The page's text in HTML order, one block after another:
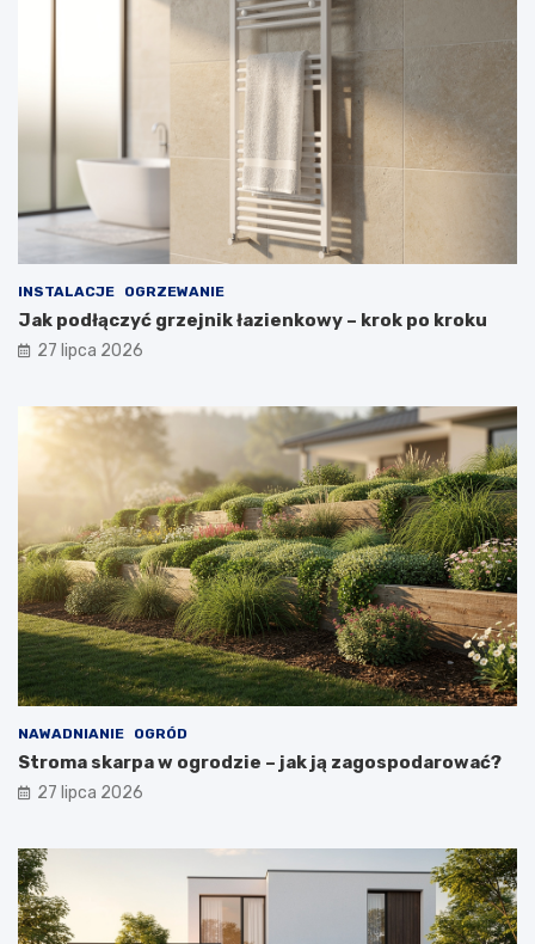
INSTALACJE OGRZEWANIE
Jak podłączyć grzejnik łazienkowy – krok po kroku
27 lipca 2026
NAWADNIANIE OGRÓD
Stroma skarpa w ogrodzie – jak ją zagospodarować?
27 lipca 2026